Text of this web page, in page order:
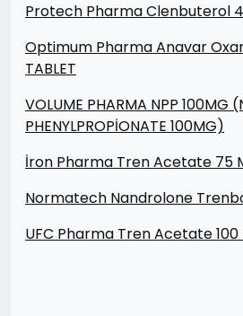
Protech Pharma Clenbuterol
Optimum Pharma Anavar
TABLET
VOLUME PHARMA NPP 100MG
PHENYLPROPİONATE 100MG)
İron Pharma Tren Acetate 75
Normatech Nandrolone
UFC Pharma Tren Acetate 100